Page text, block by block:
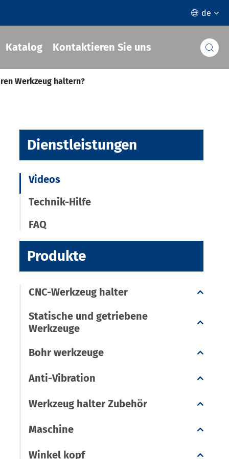
 de
Katalog Kontaktieren Sie uns 
Werkzeug haltern?
Dienstleistungen
Videos
Technik-Hilfe
FAQ
Produkte
CNC-Werkzeug halter
Statische und getriebene
Werkzeuge
Bohr werkzeuge
Anti-Vibration
Werkzeug halter Zubehör
Maschine
Winkel kopf